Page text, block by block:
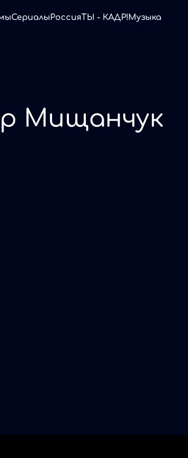
СериалыРоссияТЫ - КАДР!Музыка
Мищанчук